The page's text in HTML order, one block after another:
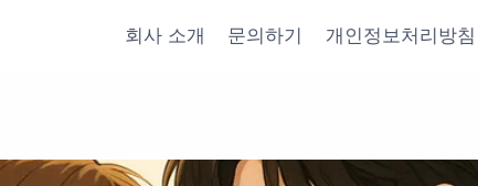
회사 소개 문의하기 개인정보처리방침